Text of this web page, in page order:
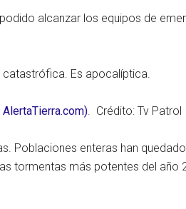
alcanzar los equipos de
Es apocalíptica.
. Crédito: Tv Patrol
Poblaciones enteras han
tormentas más potentes del año